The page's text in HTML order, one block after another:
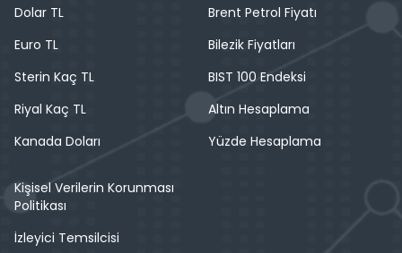
Dolar TL
Euro TL
Sterin Kaç TL
Riyal Kaç TL
Kanada Doları
Brent Petrol Fiyatı
Bilezik Fiyatları
BIST 100 Endeksi
Altın Hesaplama
Yüzde Hesaplama
Kişisel Verilerin Korunması
Politikası
İzleyici Temsilcisi